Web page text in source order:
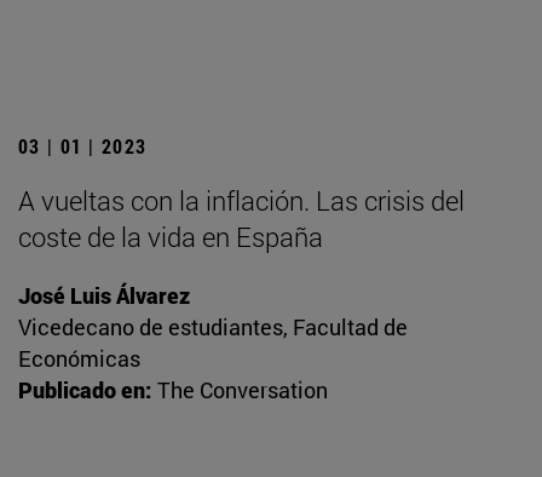
03 | 01 | 2023
A vueltas con la inflación. Las crisis del
coste de la vida en España
José Luis Álvarez
Vicedecano de estudiantes, Facultad de
Económicas
Publicado en: The Conversation